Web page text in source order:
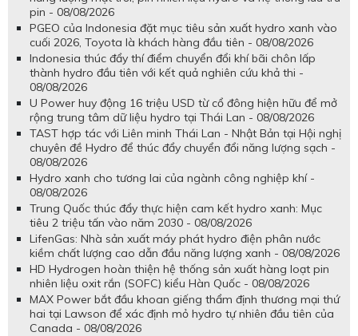
pin - 08/08/2026
PGEO của Indonesia đặt mục tiêu sản xuất hydro xanh vào
cuối 2026, Toyota là khách hàng đầu tiên - 08/08/2026
Indonesia thúc đẩy thí điểm chuyển đổi khí bãi chôn lấp
thành hydro đầu tiên với kết quả nghiên cứu khả thi -
08/08/2026
U Power huy động 16 triệu USD từ cổ đông hiện hữu để mở
rộng trung tâm dữ liệu hydro tại Thái Lan - 08/08/2026
TAST hợp tác với Liên minh Thái Lan - Nhật Bản tại Hội nghị
chuyên đề Hydro để thúc đẩy chuyển đổi năng lượng sạch -
08/08/2026
Hydro xanh cho tương lai của ngành công nghiệp khí -
08/08/2026
Trung Quốc thúc đẩy thực hiện cam kết hydro xanh: Mục
tiêu 2 triệu tấn vào năm 2030 - 08/08/2026
LifenGas: Nhà sản xuất máy phát hydro điện phân nước
kiềm chất lượng cao dẫn đầu năng lượng xanh - 08/08/2026
HD Hydrogen hoàn thiện hệ thống sản xuất hàng loạt pin
nhiên liệu oxit rắn (SOFC) kiểu Hàn Quốc - 08/08/2026
MAX Power bắt đầu khoan giếng thẩm định thương mại thứ
hai tại Lawson để xác định mỏ hydro tự nhiên đầu tiên của
Canada - 08/08/2026